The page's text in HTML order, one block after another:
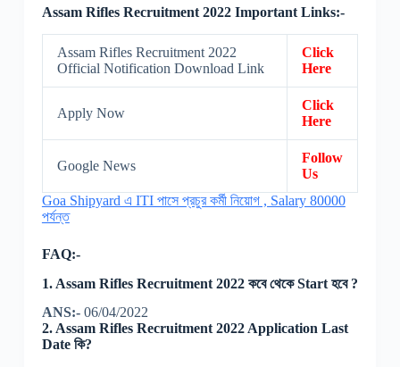
Assam Rifles Recruitment 2022 Important Links:-
Assam Rifles Recruitment 2022
Official Notification Download Link
Click
Here
Apply Now
Click
Here
Google News
Follow
Us
Goa Shipyard এ ITI পাসে প্রচুর কর্মী নিয়োগ , Salary 80000
পর্যন্ত
FAQ:-
1. Assam Rifles Recruitment 2022 কবে থেকে Start হবে ?
ANS:- 06/04/2022
2. Assam Rifles Recruitment 2022 Application Last
Date কি?